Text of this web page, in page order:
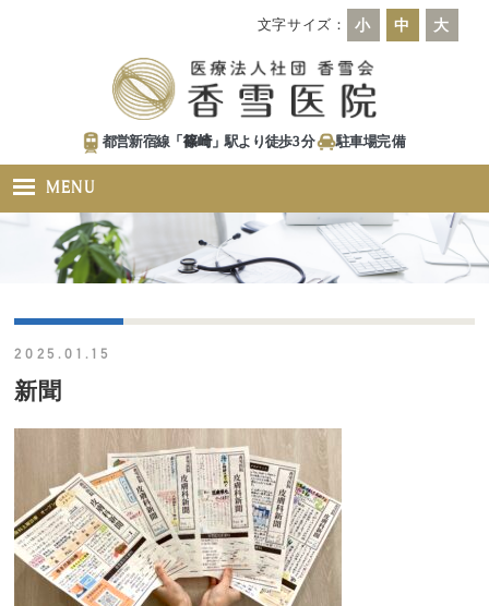
文字サイズ： 小 中 大
都営新宿線「篠崎」駅より徒歩3分 駐車場完備
MENU
2025.01.15
新聞